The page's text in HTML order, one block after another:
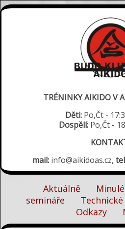
TRÉNINKY AIKIDO V
Děti: Po,Čt -
Dospělí: Po,Čt -
mail: info@aikidoas.cz,
Aktuálně
semináře
Odkazy